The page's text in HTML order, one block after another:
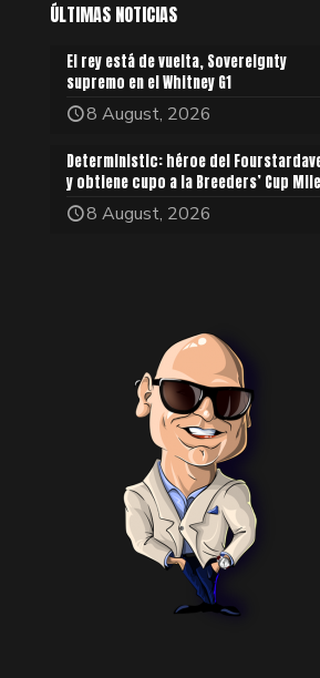
ÚLTIMAS NOTICIAS
El rey está de vuelta, Sovereignty
supremo en el Whitney G1
8 August, 2026
Deterministic: héroe del Fourstardave
y obtiene cupo a la Breeders’ Cup Mile
8 August, 2026